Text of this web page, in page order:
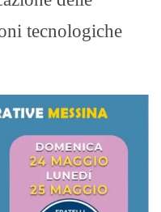
tecnologiche